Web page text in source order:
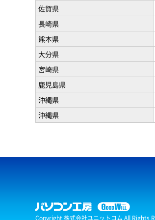
佐賀県
長崎県
熊本県
大分県
宮崎県
鹿児島県
沖縄県
沖縄県
Copyright 株式会社ユニットコム All Rights